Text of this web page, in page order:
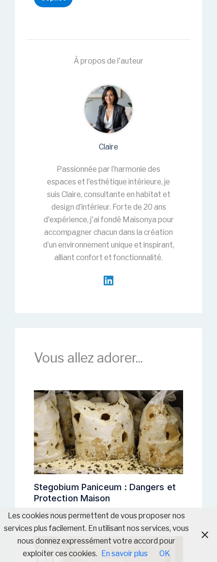
À propos de l'auteur
Claire
Passionnée par l’harmonie des
espaces et l'esthétique intérieure, je
suis Claire, consultante en habitat et
design d’intérieur. Forte de 20 ans
d'expérience, j'ai fondé Maisonya pour
accompagner chacun dans la création
d’un environnement unique et inspirant,
alliant confort et fonctionnalité.
Vous allez adorer...
Stegobium Paniceum : Dangers et
Protection Maison
13 avril 2025/Intérieur
Les cookies nous permettent de vous proposer nos
services plus facilement. En utilisant nos services, vous
nous donnez expressément votre accord pour
exploiter ces cookies. En savoir plus OK